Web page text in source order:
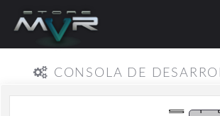
CONSOLA DE